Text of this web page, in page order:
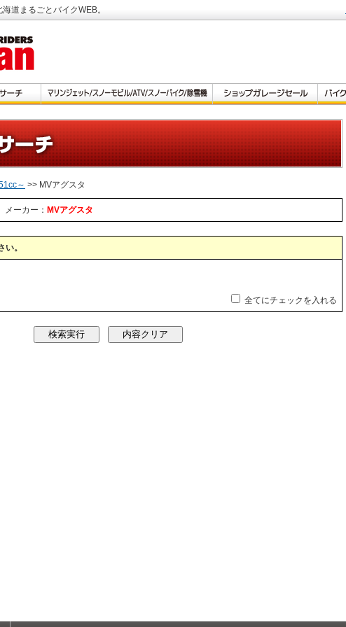
道まるごとバイクWEB。
～ >> MVアグスタ
メーカー： MVアグスタ
。
全てにチェックを入れる